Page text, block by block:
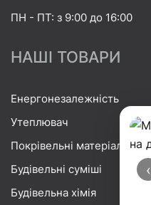
‹
ПН - ПТ: з 9:00 до 16:00
НАШІ ТОВАРИ
Енергонезалежність
Утеплювач
Покрівельні матеріали
Будівельні суміші
Будівельна хімія